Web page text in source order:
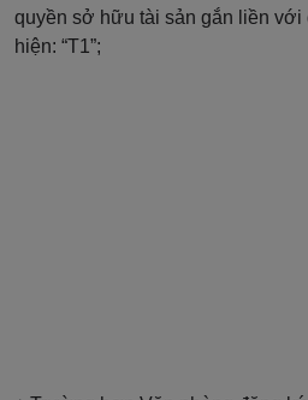
quyền sở hữu tài sản gắn liền với
hiện: “T1”;